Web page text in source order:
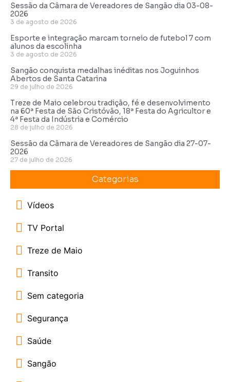
Sessão da Câmara de Vereadores de Sangão dia 03-08-
2026
3 de agosto de 2026
Esporte e integração marcam torneio de futebol 7 com
alunos da escolinha
3 de agosto de 2026
Sangão conquista medalhas inéditas nos Joguinhos
Abertos de Santa Catarina
29 de julho de 2026
Treze de Maio celebrou tradição, fé e desenvolvimento
na 60ª Festa de São Cristóvão, 18ª Festa do Agricultor e
4ª Festa da Indústria e Comércio
28 de julho de 2026
Sessão da Câmara de Vereadores de Sangão dia 27-07-
2026
27 de julho de 2026
Categorias
Vídeos
TV Portal
Treze de Maio
Transito
Sem categoria
Segurança
Saúde
Sangão